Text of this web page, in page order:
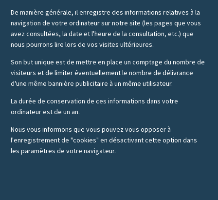
De manière générale, il enregistre des informations relatives à la
navigation de votre ordinateur sur notre site (les pages que vous
avez consultées, la date et l'heure de la consultation, etc.) que
nous pourrons lire lors de vos visites ultérieures.
Son but unique est de mettre en place un comptage du nombre de
visiteurs et de limiter éventuellement le nombre de délivrance
d'une même bannière publicitaire à un même utilisateur.
La durée de conservation de ces informations dans votre
ordinateur est de un an.
Nous vous informons que vous pouvez vous opposer à
l'enregistrement de "cookies" en désactivant cette option dans
les paramètres de votre navigateur.